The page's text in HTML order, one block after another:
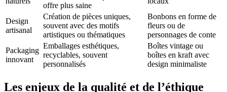
offre plus saine
Design
artisanal
Création de pièces uniques,
souvent avec des motifs
artistiques ou thématiques
Bonbons en forme de
fleurs ou de
personnages de conte
Packaging
innovant
Emballages esthétiques,
recyclables, souvent
personnalisés
Boîtes vintage ou
boîtes en kraft avec
design minimaliste
Les enjeux de la qualité et de l’éthique